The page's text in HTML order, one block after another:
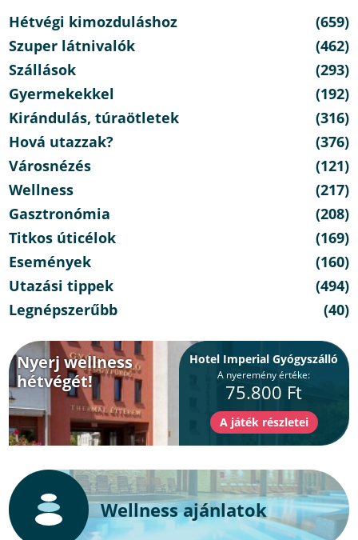
Hétvégi kimozduláshoz
(659)
Szuper látnivalók
(462)
Szállások
(293)
Gyermekekkel
(192)
Kirándulás, túraötletek
(316)
Hová utazzak?
(376)
Városnézés
(121)
Wellness
(217)
Gasztronómia
(208)
Titkos úticélok
(169)
Események
(160)
Utazási tippek
(494)
Legnépszerűbb
(40)
Nyerj wellness
hétvégét!
Hotel Imperial Gyógyszálló
A nyeremény értéke:
75.800 Ft
Wellness ajánlatok